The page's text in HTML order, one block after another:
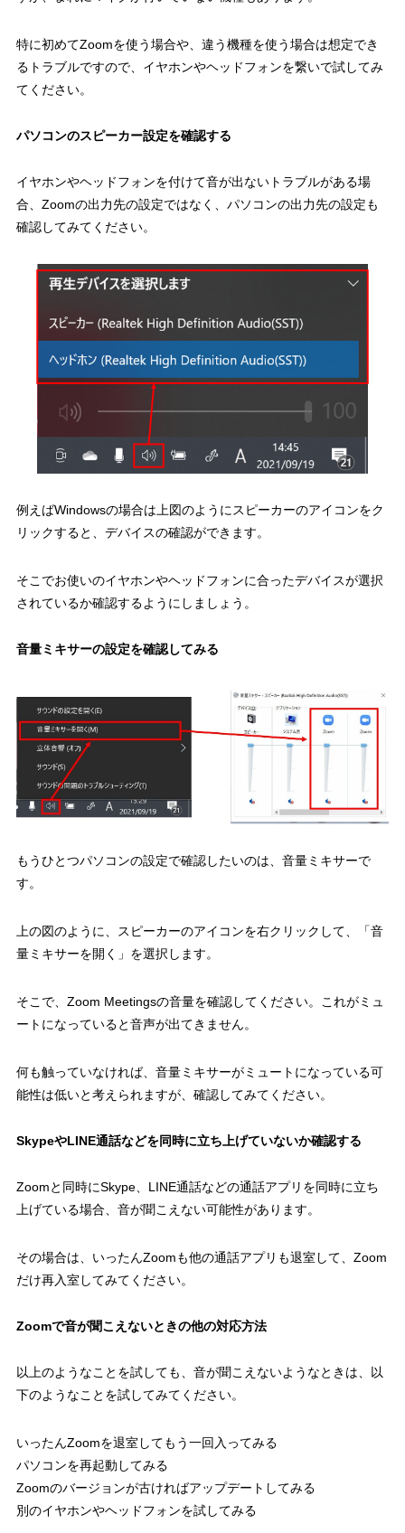
特に初めてZoomを使う場合や、違う機種を使う場合は想定でき
るトラブルですので、イヤホンやヘッドフォンを繋いで試してみ
てください。
パソコンのスピーカー設定を確認する
イヤホンやヘッドフォンを付けて音が出ないトラブルがある場
合、Zoomの出力先の設定ではなく、パソコンの出力先の設定も
確認してみてください。
例えばWindowsの場合は上図のようにスピーカーのアイコンをク
リックすると、デバイスの確認ができます。
そこでお使いのイヤホンやヘッドフォンに合ったデバイスが選択
されているか確認するようにしましょう。
音量ミキサーの設定を確認してみる
もうひとつパソコンの設定で確認したいのは、音量ミキサーで
す。
上の図のように、スピーカーのアイコンを右クリックして、「音
量ミキサーを開く」を選択します。
そこで、Zoom Meetingsの音量を確認してください。これがミュ
ートになっていると音声が出てきません。
何も触っていなければ、音量ミキサーがミュートになっている可
能性は低いと考えられますが、確認してみてください。
SkypeやLINE通話などを同時に立ち上げていないか確認する
Zoomと同時にSkype、LINE通話などの通話アプリを同時に立ち
上げている場合、音が聞こえない可能性があります。
その場合は、いったんZoomも他の通話アプリも退室して、Zoom
だけ再入室してみてください。
Zoomで音が聞こえないときの他の対応方法
以上のようなことを試しても、音が聞こえないようなときは、以
下のようなことを試してみてください。
いったんZoomを退室してもう一回入ってみる
パソコンを再起動してみる
Zoomのバージョンが古ければアップデートしてみる
別のイヤホンやヘッドフォンを試してみる